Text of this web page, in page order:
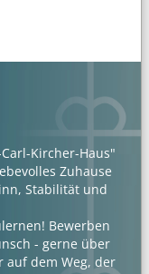
Kircher-Haus"
Zuhause
Stabilität und
Bewerben
- gerne über
auf dem Weg, der